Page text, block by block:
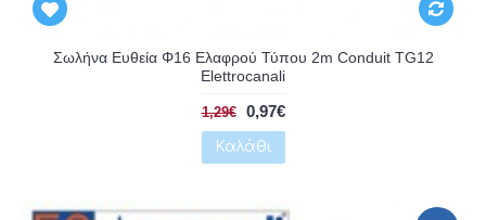
Σωλήνα Ευθεία Φ16 Ελαφρού Τύπου 2m Conduit TG12
Elettrocanali
1,29€ 0,97€
Καλάθι